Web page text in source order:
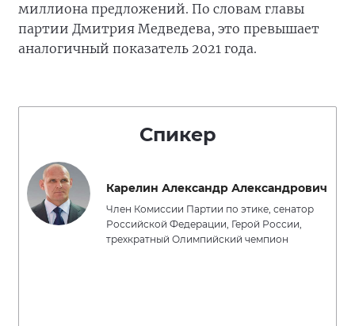
миллиона предложений. По словам главы
партии Дмитрия Медведева, это превышает
аналогичный показатель 2021 года.
Спикер
Карелин Александр Александрович
Член Комиссии Партии по этике, сенатор
Российской Федерации, Герой России,
трехкратный Олимпийский чемпион